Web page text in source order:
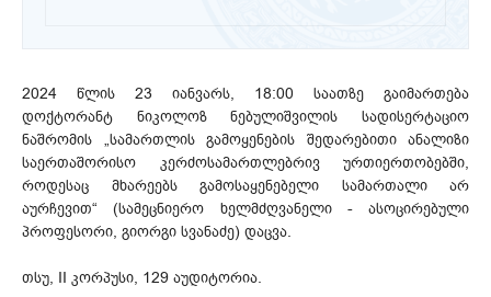
2024 წლის 23 იანვარს, 18:00 საათზე გაიმართება
დოქტორანტ ნიკოლოზ ნებულიშვილის სადისერტაციო
ნაშრომის „სამართლის გამოყენების შედარებითი ანალიზი
საერთაშორისო კერძოსამართლებრივ ურთიერთობებში,
როდესაც მხარეებს გამოსაყენებელი სამართალი არ
აურჩევით“ (სამეცნიერო ხელმძღვანელი - ასოცირებული
პროფესორი, გიორგი სვანაძე) დაცვა.
თსუ, II კორპუსი, 129 აუდიტორია.